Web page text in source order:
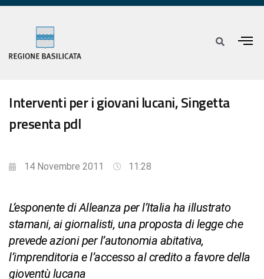
Interventi per i giovani lucani, Singetta
presenta pdl
14 Novembre 2011 11:28
L’esponente di Alleanza per l’Italia ha illustrato
stamani, ai giornalisti, una proposta di legge che
prevede azioni per l’autonomia abitativa,
l’imprenditoria e l’accesso al credito a favore della
gioventù lucana